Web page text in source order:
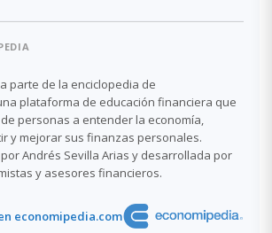
parte de la enciclopedia de
plataforma de educación financiera que
personas a entender la economía,
y mejorar sus finanzas personales.
Andrés Sevilla Arias y desarrollada por
y asesores financieros.
economipedia.com